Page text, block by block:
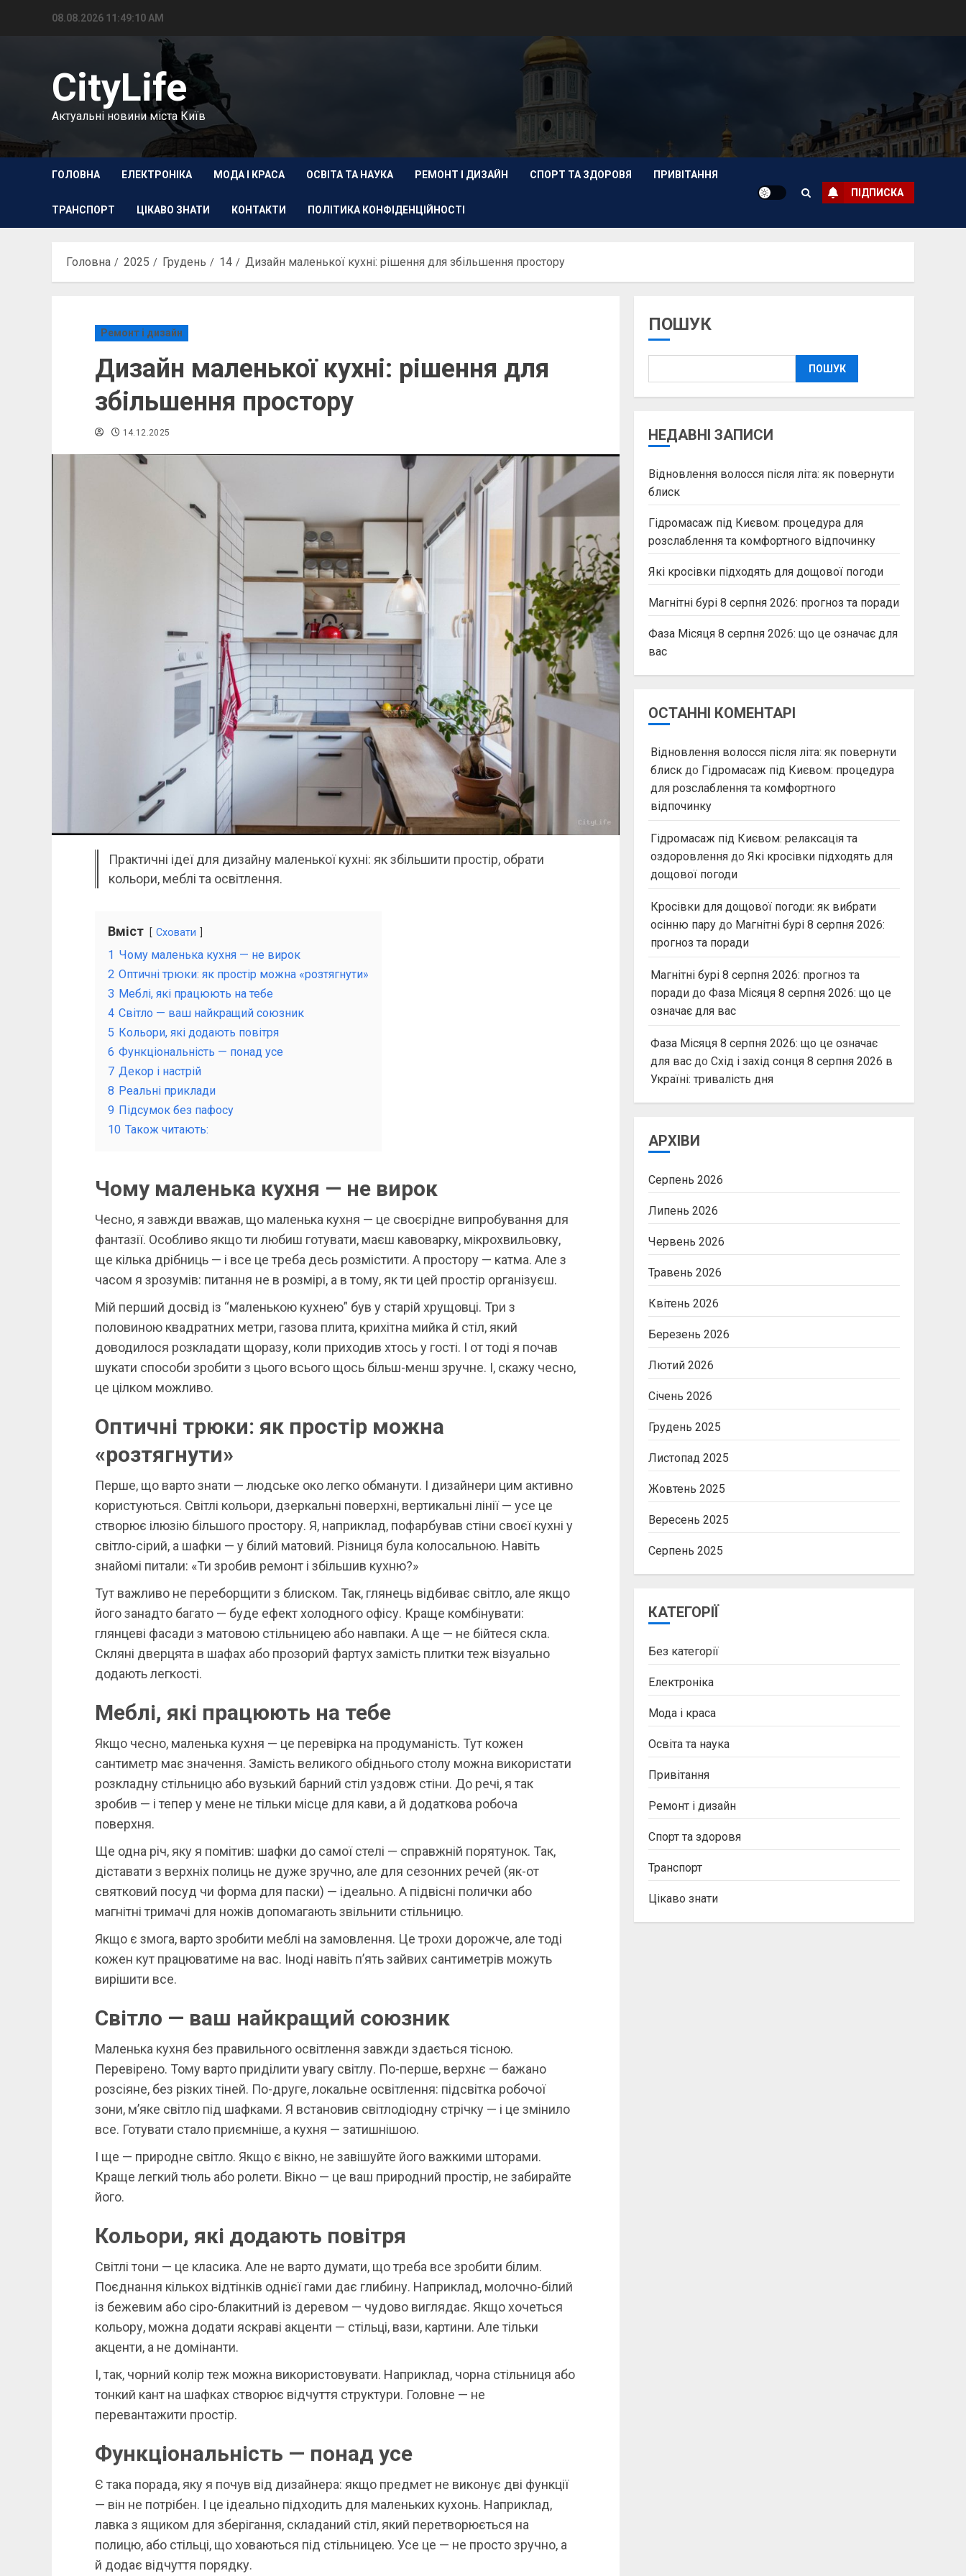
08.08.2026 11:49:11 AM
CityLife
Актуальні новини міста Київ
ГОЛОВНА ЕЛЕКТРОНІКА МОДА І КРАСА ОСВІТА ТА НАУКА РЕМОНТ І ДИЗАЙН СПОРТ ТА ЗДОРОВЯ ПРИВІТАННЯ
ТРАНСПОРТ ЦІКАВО ЗНАТИ КОНТАКТИ ПОЛІТИКА КОНФІДЕНЦІЙНОСТІ
ПІДПИСКА
Головна 2025 Грудень 14 Дизайн маленької кухні: рішення для збільшення простору
Ремонт і дизайн
Дизайн маленької кухні: рішення для
збільшення простору
14.12.2025
Практичні ідеї для дизайну маленької кухні: як збільшити простір, обрати
кольори, меблі та освітлення.
Вміст Сховати
1 Чому маленька кухня — не вирок
2 Оптичні трюки: як простір можна «розтягнути»
3 Меблі, які працюють на тебе
4 Світло — ваш найкращий союзник
5 Кольори, які додають повітря
6 Функціональність — понад усе
7 Декор і настрій
8 Реальні приклади
9 Підсумок без пафосу
10 Також читають:
Чому маленька кухня — не вирок
Чесно, я завжди вважав, що маленька кухня — це своєрідне випробування для
фантазії. Особливо якщо ти любиш готувати, маєш кавоварку, мікрохвильовку,
ще кілька дрібниць — і все це треба десь розмістити. А простору — катма. Але з
часом я зрозумів: питання не в розмірі, а в тому, як ти цей простір організуєш.
Мій перший досвід із “маленькою кухнею” був у старій хрущовці. Три з
половиною квадратних метри, газова плита, крихітна мийка й стіл, який
доводилося розкладати щоразу, коли приходив хтось у гості. І от тоді я почав
шукати способи зробити з цього всього щось більш-менш зручне. І, скажу чесно,
це цілком можливо.
Оптичні трюки: як простір можна
«розтягнути»
Перше, що варто знати — людське око легко обманути. І дизайнери цим активно
користуються. Світлі кольори, дзеркальні поверхні, вертикальні лінії — усе це
створює ілюзію більшого простору. Я, наприклад, пофарбував стіни своєї кухні у
світло-сірий, а шафки — у білий матовий. Різниця була колосальною. Навіть
знайомі питали: «Ти зробив ремонт і збільшив кухню?»
Тут важливо не переборщити з блиском. Так, глянець відбиває світло, але якщо
його занадто багато — буде ефект холодного офісу. Краще комбінувати:
глянцеві фасади з матовою стільницею або навпаки. А ще — не бійтеся скла.
Скляні дверцята в шафах або прозорий фартух замість плитки теж візуально
додають легкості.
Меблі, які працюють на тебе
Якщо чесно, маленька кухня — це перевірка на продуманість. Тут кожен
сантиметр має значення. Замість великого обіднього столу можна використати
розкладну стільницю або вузький барний стіл уздовж стіни. До речі, я так
зробив — і тепер у мене не тільки місце для кави, а й додаткова робоча
поверхня.
Ще одна річ, яку я помітив: шафки до самої стелі — справжній порятунок. Так,
діставати з верхніх полиць не дуже зручно, але для сезонних речей (як-от
святковий посуд чи форма для паски) — ідеально. А підвісні полички або
магнітні тримачі для ножів допомагають звільнити стільницю.
Якщо є змога, варто зробити меблі на замовлення. Це трохи дорожче, але тоді
кожен кут працюватиме на вас. Іноді навіть п’ять зайвих сантиметрів можуть
вирішити все.
Світло — ваш найкращий союзник
Маленька кухня без правильного освітлення завжди здається тісною.
Перевірено. Тому варто приділити увагу світлу. По-перше, верхнє — бажано
розсіяне, без різких тіней. По-друге, локальне освітлення: підсвітка робочої
зони, м’яке світло під шафками. Я встановив світлодіодну стрічку — і це змінило
все. Готувати стало приємніше, а кухня — затишнішою.
І ще — природне світло. Якщо є вікно, не завішуйте його важкими шторами.
Краще легкий тюль або ролети. Вікно — це ваш природний простір, не забирайте
його.
Кольори, які додають повітря
Світлі тони — це класика. Але не варто думати, що треба все зробити білим.
Поєднання кількох відтінків однієї гами дає глибину. Наприклад, молочно-білий
із бежевим або сіро-блакитний із деревом — чудово виглядає. Якщо хочеться
кольору, можна додати яскраві акценти — стільці, вази, картини. Але тільки
акценти, а не домінанти.
І, так, чорний колір теж можна використовувати. Наприклад, чорна стільниця або
тонкий кант на шафках створює відчуття структури. Головне — не
перевантажити простір.
Функціональність — понад усе
Є така порада, яку я почув від дизайнера: якщо предмет не виконує дві функції
— він не потрібен. І це ідеально підходить для маленьких кухонь. Наприклад,
лавка з ящиком для зберігання, складаний стіл, який перетворюється на
полицю, або стільці, що ховаються під стільницею. Усе це — не просто зручно, а
й додає відчуття порядку.
ПОШУК
ПОШУК
НЕДАВНІ ЗАПИСИ
Відновлення волосся після літа: як повернути
блиск
Гідромасаж під Києвом: процедура для
розслаблення та комфортного відпочинку
Які кросівки підходять для дощової погоди
Магнітні бурі 8 серпня 2026: прогноз та поради
Фаза Місяця 8 серпня 2026: що це означає для
вас
ОСТАННІ КОМЕНТАРІ
Відновлення волосся після літа: як повернути
блискдо Гідромасаж під Києвом: процедура
для розслаблення та комфортного
відпочинку
Гідромасаж під Києвом: релаксація та
оздоровленнядо Які кросівки підходять для
дощової погоди
Кросівки для дощової погоди: як вибрати
осінню парудо Магнітні бурі 8 серпня 2026:
прогноз та поради
Магнітні бурі 8 серпня 2026: прогноз та
порадидо Фаза Місяця 8 серпня 2026: що це
означає для вас
Фаза Місяця 8 серпня 2026: що це означає
для васдо Схід і захід сонця 8 серпня 2026 в
Україні: тривалість дня
АРХІВИ
Серпень 2026
Липень 2026
Червень 2026
Травень 2026
Квітень 2026
Березень 2026
Лютий 2026
Січень 2026
Грудень 2025
Листопад 2025
Жовтень 2025
Вересень 2025
Серпень 2025
КАТЕГОРІЇ
Без категорії
Електроніка
Мода і краса
Освіта та наука
Привітання
Ремонт і дизайн
Спорт та здоровя
Транспорт
Цікаво знати